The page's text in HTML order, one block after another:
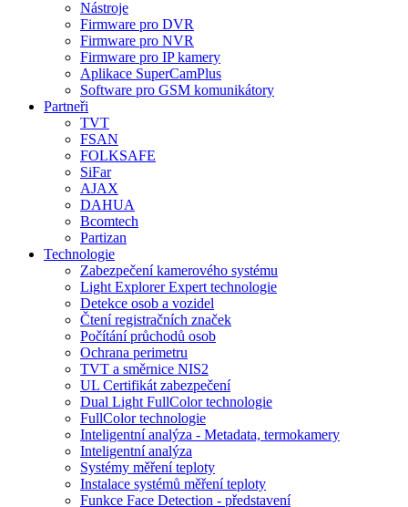
Nástroje
Firmware pro DVR
Firmware pro NVR
Firmware pro IP kamery
Aplikace SuperCamPlus
Software pro GSM komunikátory
Partneři
TVT
FSAN
FOLKSAFE
SiFar
AJAX
DAHUA
Bcomtech
Partizan
Technologie
Zabezpečení kamerového systému
Light Explorer Expert technologie
Detekce osob a vozidel
Čtení registračních značek
Počítání průchodů osob
Ochrana perimetru
TVT a směrnice NIS2
UL Certifikát zabezpečení
Dual Light FullColor technologie
FullColor technologie
Inteligentní analýza - Metadata, termokamery
Inteligentní analýza
Systémy měření teploty
Instalace systémů měření teploty
Funkce Face Detection - představení